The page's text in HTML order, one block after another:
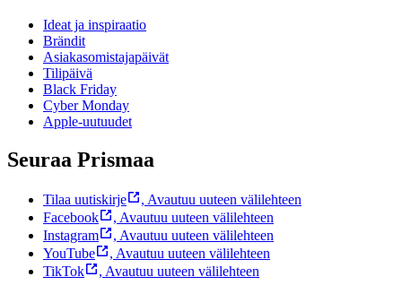
Ideat ja inspiraatio
Brändit
Asiakasomistajapäivät
Tilipäivä
Black Friday
Cyber Monday
Apple-uutuudet
Seuraa Prismaa
Tilaa uutiskirje , Avautuu uuteen välilehteen
Facebook
, Avautuu uuteen välilehteen
Instagram
, Avautuu uuteen välilehteen
YouTube
, Avautuu uuteen välilehteen
TikTok
, Avautuu uuteen välilehteen